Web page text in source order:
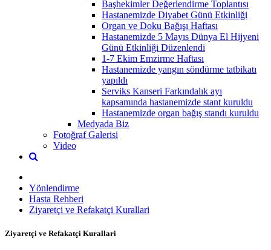
Başhekimler Değerlendirme Toplantısı
Hastanemizde Diyabet Günü Etkinliği
Organ ve Doku Bağışı Haftası
Hastanemizde 5 Mayıs Dünya El Hijyeni
Günü Etkinliği Düzenlendi
1-7 Ekim Emzirme Haftası
Hastanemizde yangın söndürme tatbikatı
yapıldı
Serviks Kanseri Farkındalık ayı
kapsamında hastanemizde stant kuruldu
Hastanemizde organ bağış standı kuruldu
Medyada Biz
Fotoğraf Galerisi
Video
Yönlendirme
Hasta Rehberi
Ziyaretçi ve Refakatçi Kurallari
Ziyaretçi ve Refakatçi Kurallari